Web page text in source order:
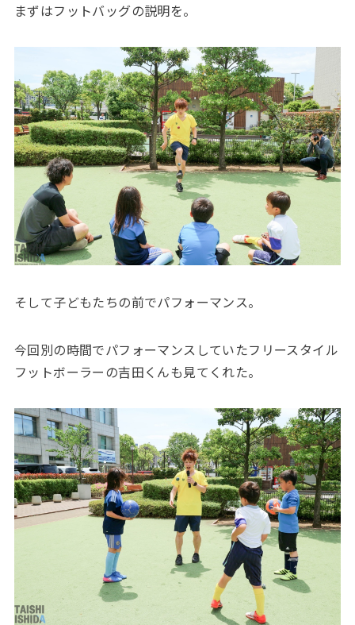
まずはフットバッグの説明を。
そして子どもたちの前でパフォーマンス。
今回別の時間でパフォーマンスしていたフリースタイル
フットボーラーの吉田くんも見てくれた。